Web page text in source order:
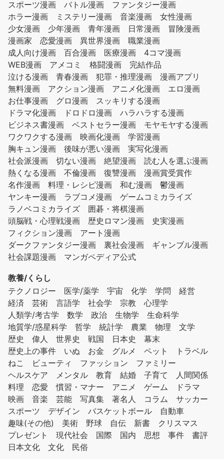
スポーツ漫画
バトル漫画
ファンタジー漫画
ホラー漫画
ミステリー漫画 音楽漫画
女性漫画
少女漫画
少年漫画 青年漫画 日常漫画
冒険漫画
漫画家
恋愛漫画 異世界漫画
職業漫画
成人向け漫画
百合漫画 医療漫画
4コマ漫画
WEB漫画
アメコミ 格闘漫画
完結作品
泣ける漫画
青春漫画 犯罪・推理漫画
漫画アプリ
無料漫画
アクション漫画 アニメ化漫画
エロ漫画
お仕事漫画
グロ漫画
スッキリする漫画
ドラマ化漫画
ドロドロ漫画
ハラハラする漫画
ビジネス書漫画
ベストセラー漫画
モヤモヤする漫画
ワクワクする漫画
映画化漫画
学習漫画
胸キュン漫画
後味が悪い漫画
実写化漫画
社会派漫画
切ない漫画 絶望漫画
読む人を選ぶ漫画
熱くなる漫画
不倫漫画 復讐漫画
漫画賞受賞作
名作漫画
料理・レシピ漫画 和む漫画
鬱漫画
ヤンキー漫画
ラブコメ漫画
ゲームコミカライズ
ラノベコミカライズ
囲碁・将棋漫画
頭脳戦・心理戦漫画
歴史ロマン漫画
史実漫画
フィクション漫画
アート漫画
ダークファンタジー漫画
裏社会漫画
ギャンブル漫画
社会課題漫画
マンガペディア公式
教養/くらし
テクノロジー
医学/薬学 宇宙 化学 学問
経営
経済
芸術 言語学 社会学 宗教
心理学
人類学/考古学
数学 政治 生物学
生命科学
地質学/惑星科学
哲学 統計学 農業 物理
文学
歴史
偉人 世界史 戦国 日本史
幕末
歴史上の事件
いぬ お金 グルメ ペット
トラベル
ねこ
ビューティ ファッション
ファミリー
ヘルスケア
メンタル 教育 結婚 子育て
人間関係
料理
恋愛 慣習・マナー アニメ ゲーム
ドラマ
映画
音楽 芸能 写真集 著名人 コラム
サッカー
スポーツ
デザイン バスケットボール
自動車
趣味(その他)
美術 野球 自伝 新書
クリスマス
プレゼント
現代社会 国際 国内 思想 事件
書評
日本文化
文化 民俗